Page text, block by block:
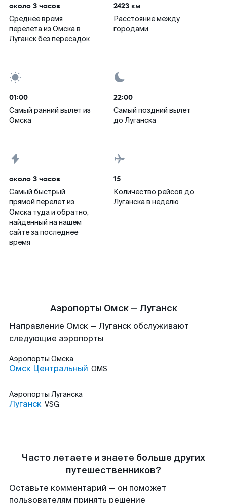
около 3 часов
Среднее время
перелета из Омска в
Луганск без пересадок
2423 км
Расстояние между
городами
01:00
Самый ранний вылет из
Омска
22:00
Самый поздний вылет
до Луганска
около 3 часов
Самый быстрый
прямой перелет из
Омска туда и обратно,
найденный на нашем
сайте за последнее
время
15
Количество рейсов до
Луганска в неделю
Аэропорты Омск — Луганск
Направление Омск — Луганск обслуживают
следующие аэропорты
Аэропорты Омска
Омск Центральный OMS
Аэропорты Луганска
Луганск VSG
Часто летаете и знаете больше других
путешественников?
Оставьте комментарий — он поможет
пользователям принять решение